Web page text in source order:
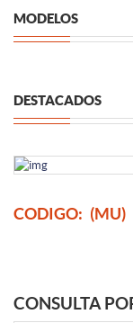
MODELOS
DESTACADOS
CODIGO: (MU)
CONSULTA